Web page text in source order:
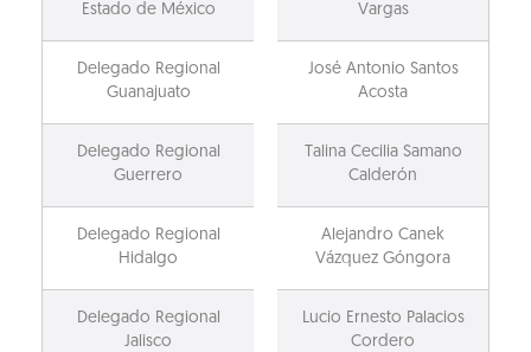
Estado de México
Vargas
Delegado Regional
Guanajuato
José Antonio Santos
Acosta
Delegado Regional
Guerrero
Talina Cecilia Samano
Calderón
Delegado Regional
Hidalgo
Alejandro Canek
Vázquez Góngora
Delegado Regional
Jalisco
Lucio Ernesto Palacios
Cordero